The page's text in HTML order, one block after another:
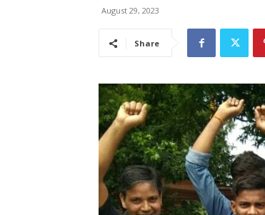
August 29, 2023
Share